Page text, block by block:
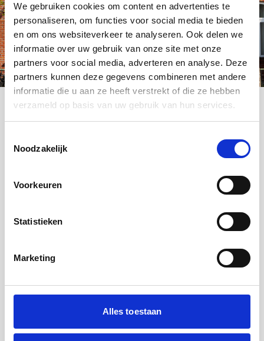
We gebruiken cookies om content en advertenties te
personaliseren, om functies voor social media te bieden
en om ons websiteverkeer te analyseren. Ook delen we
informatie over uw gebruik van onze site met onze
partners voor social media, adverteren en analyse. Deze
partners kunnen deze gegevens combineren met andere
informatie die u aan ze heeft verstrekt of die ze hebben
verzameld op basis van uw gebruik van hun services.
Noodzakelijk
Voorkeuren
Statistieken
Marketing
Alles toestaan
hypotheek oversluit.
Lees meer over de voordelen van energiebesparende
maatregelen
en vervanging van de bestaande inkomensverklaring
voor ZZP’ers. Sinds 1 januari 2019 is gebruik van de
Toetskaders voor de Inkomensverklaring Ondernemer
opgenomen in de
Laat een
opstellen
Rekenexperts.In de opdrachtbevestiging moet de
ondernemer zelf, de hypotheekadviseur of een
geldverstrekker zijn.